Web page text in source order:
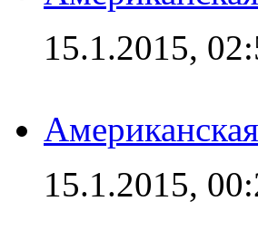
15.1.2015,
15.1.2015,